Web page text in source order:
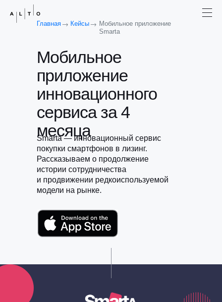
Мобильное
приложение
инновационного
сервиса за 4
месяца
Smarta — инновационный сервис
покупки смартфонов в лизинг.
Рассказываем о продолжение
истории сотрудничества
и продвижении редкоиспользуемой
модели на рынке.
Главная Кейсы
Мобильное приложение
Smarta
→ →